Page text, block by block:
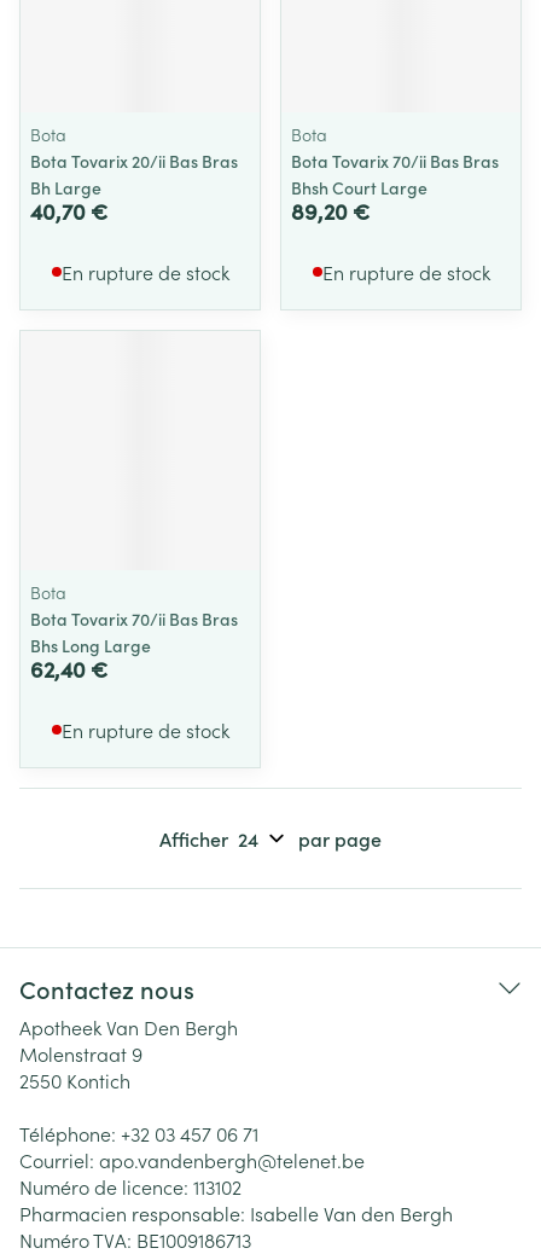
Bota
Bota Tovarix 20/ii Bas Bras
Bh Large
40,70 €
En rupture de stock
Bota
Bota Tovarix 70/ii Bas Bras
Bhsh Court Large
89,20 €
En rupture de stock
Bota
Bota Tovarix 70/ii Bas Bras
Bhs Long Large
62,40 €
En rupture de stock
Afficher par page
Contactez nous
Apotheek Van Den Bergh
Molenstraat 9
2550 Kontich
Téléphone: +32 03 457 06 71
Courriel: apo.vandenbergh@telenet.be
Numéro de licence: 113102
Pharmacien responsable: Isabelle Van den Bergh
Numéro TVA: BE1009186713